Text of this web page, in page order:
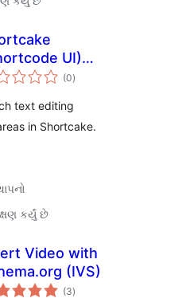
UI)
(0કુલ
રેટિંગ્સ
)
text editing
in Shortcake.
કર્યું છે
Video with
(IVS)
(3કુલ
રેટિંગ્સ
)